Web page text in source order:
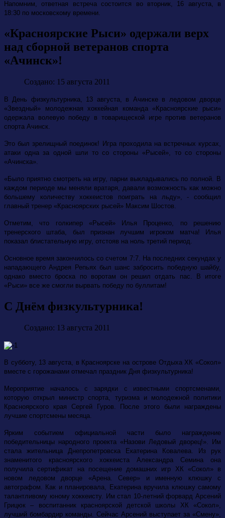
Напомним, ответная встреча состоится во вторник, 16 августа, в
18:30 по московскому времени.
«Красноярские Рыси» одержали верх
над сборной ветеранов спорта
«Ачинск»!
Создано: 15 августа 2011
В День физкультурника, 13 августа, в Ачинске в ледовом дворце
«Звездный» молодежная хоккейная команда «Красноярские рыси»
одержала волевую победу в товарищеской игре против ветеранов
спорта Ачинск.
Это был зрелищный поединок! Игра проходила на встречных курсах,
атаки одна за одной шли то со стороны «Рысей», то со стороны
«Ачинска».
«Было приятно смотреть на игру, парни выкладывались по полной. В
каждом периоде мы меняли вратаря, давали возможность как можно
большему количеству хоккеистов поиграть на льду», - сообщил
главный тренер «Красноярских рысей» Максим Шостов.
Отметим, что голкипер «Рысей» Илья Проценко, по решению
тренерского штаба, был признан лучшим игроком матча! Илья
показал блистательную игру, отстояв на ноль третий период.
Основное время закончилось со счетом 7:7. На последних секундах у
нападающего Андрея Репьях был шанс забросить победную шайбу,
однако вместо броска по воротам он решил отдать пас. В итоге
«Рыси» все же смогли вырвать победу по буллитам!
С Днём физкультурника!
Создано: 13 августа 2011
В субботу, 13 августа, в Красноярске на острове Отдыха ХК «Сокол»
вместе с горожанами отмечал праздник Дня физкультурника!
Мероприятие началось с зарядки с известными спортсменами,
которую открыл министр спорта, туризма и молодежной политики
Красноярского края Сергей Гуров. После этого были награждены
лучшие спортсмены месяца.
Ярким событием официальной части было награждение
победительницы народного проекта «Назови Ледовый дворец!». Им
стала жительница Днепропетровска Екатерина Ковалева. Из рук
знаменитого красноярского хоккеиста Александра Семина она
получила cертификат на посещение домашних игр ХК «Сокол» в
новом ледовом дворце «Арена. Север» и именную клюшку с
автографом. Как и планировала, Екатерина вручила клюшку самому
талантливому юному хоккеисту. Им стал 10-летний форвард Арсений
Грицюк – воспитанник красноярской детской школы ХК «Сокол»,
лучший бомбардир команды. Сейчас Арсений выступает за «Смену»,